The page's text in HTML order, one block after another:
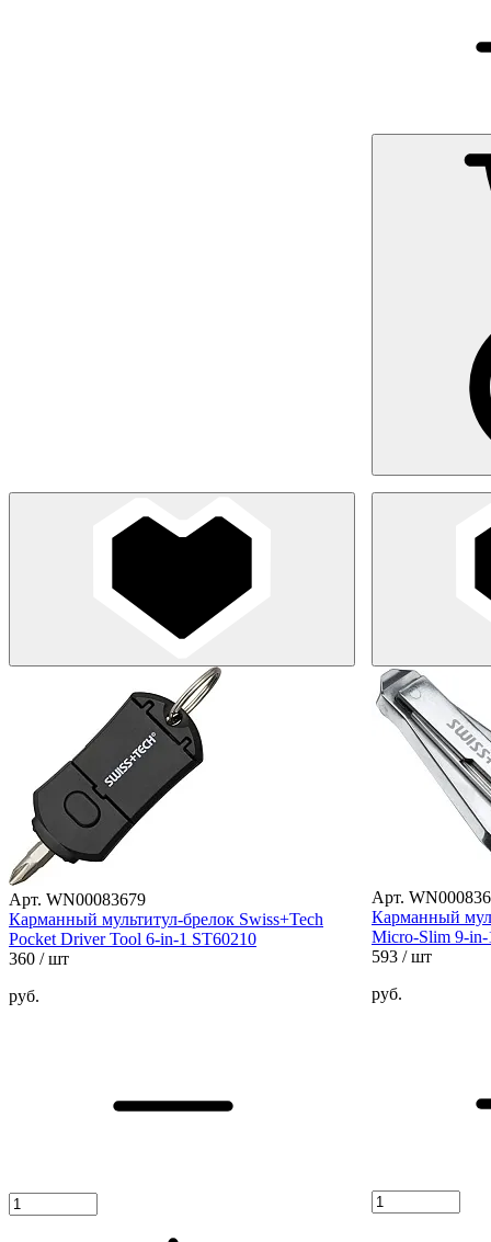
Арт. WN00083679
Карманный мультитул-брелок Swiss+Tech
Pocket Driver Tool 6-in-1 ST60210
360 / шт
руб.
Арт.
Карманный
Micro-Slim 9-in-
593 / шт
руб.